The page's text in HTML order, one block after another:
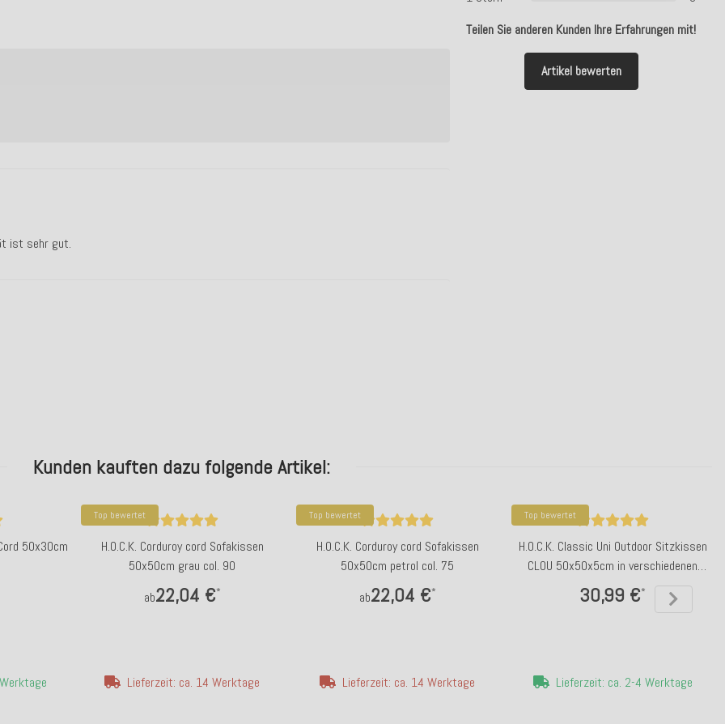
Teilen Sie anderen Kunden Ihre Erfahrungen mit!
Artikel bewerten
ist sehr gut.
Kunden kauften dazu folgende Artikel:
50x30cm
Top bewertet
H.O.C.K. Corduroy cord Sofakissen
50x50cm grau col. 90
ab22,04 €*
Lieferzeit: ca. 14 Werktage
Top bewertet
H.O.C.K. Corduroy cord Sofakissen
50x50cm petrol col. 75
ab22,04 €*
Lieferzeit: ca. 14 Werktage
Top bewertet
H.O.C.K. Classic Uni Outdoor Sitzkissen
CLOU 50x50x5cm in verschiedenen
Farben
30,99 €*
Lieferzeit: ca. 2-4 Werktage